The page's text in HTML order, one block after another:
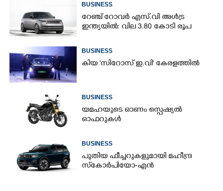
BUSINESS
റേഞ്ച് റോവർ എസ്‌.വി അൾട്ര
ഇന്ത്യയിൽ: വില 3.80 കോടി രൂപ
BUSINESS
കിയ 'സിറോസ് ഇ.വി' കേരളത്തിൽ
BUSINESS
യമഹയുടെ ഓണം സ്പെഷ്യൽ
ഓഫറുകൾ
BUSINESS
പുതിയ ഫീച്ചറുകളുമായി മഹീന്ദ്ര
സ്കോർപിയോ-എൻ